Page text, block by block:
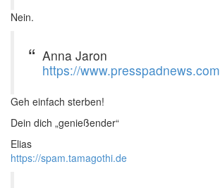
Nein.
Anna Jaron
https://www.presspadnews.com
Geh einfach sterben!
Dein dich „genießender“
Elias
https://spam.tamagothi.de